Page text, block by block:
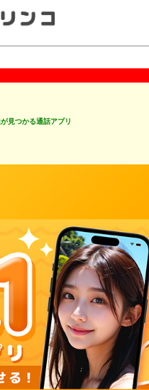
見つかる通話アプリ